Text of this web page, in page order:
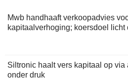
Mwb handhaaft verkoopadvies
kapitaalverhoging; koersdoel licht
Siltronic haalt vers kapitaal op
onder druk